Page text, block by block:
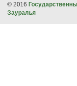
© 2016
Зауралья